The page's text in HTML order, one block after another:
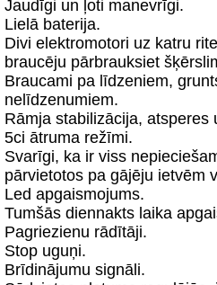
Jaudīgi un ļoti manevrīgi.
Lielā baterija.
Divi elektromotori uz katru
braucēju pārbrauksiet
Braucami pa līdzeniem,
nelīdzenumiem.
Rāmja stabilizācija, atsperes
5ci ātruma režīmi.
Svarīgi, ka ir viss
pārvietotos pa gājēju ietvēm
Led apgaismojums.
Tumšās diennakts laika
Pagriezienu rādītāji.
Stop uguņi.
Brīdinājumu signāli.